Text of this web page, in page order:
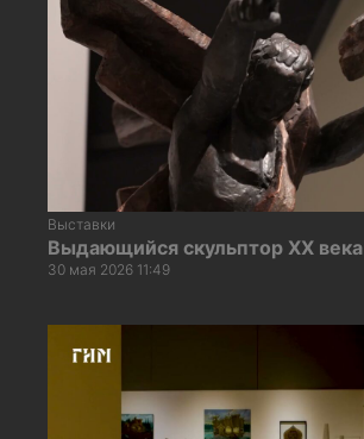
Выставки
Выдающийся скульптор XX века
30 мая 2026 11:49